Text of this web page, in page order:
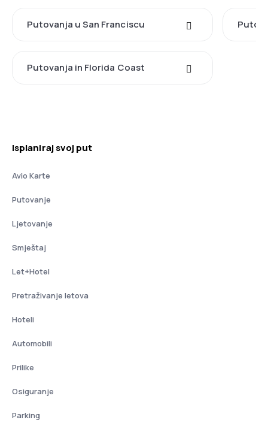
Putovanja u San Franciscu
Putovanja in Florida Coast
Isplaniraj svoj put
Avio Karte
Putovanje
Ljetovanje
Smještaj
Let+Hotel
Pretraživanje letova
Hoteli
Automobili
Prilike
Osiguranje
Parking